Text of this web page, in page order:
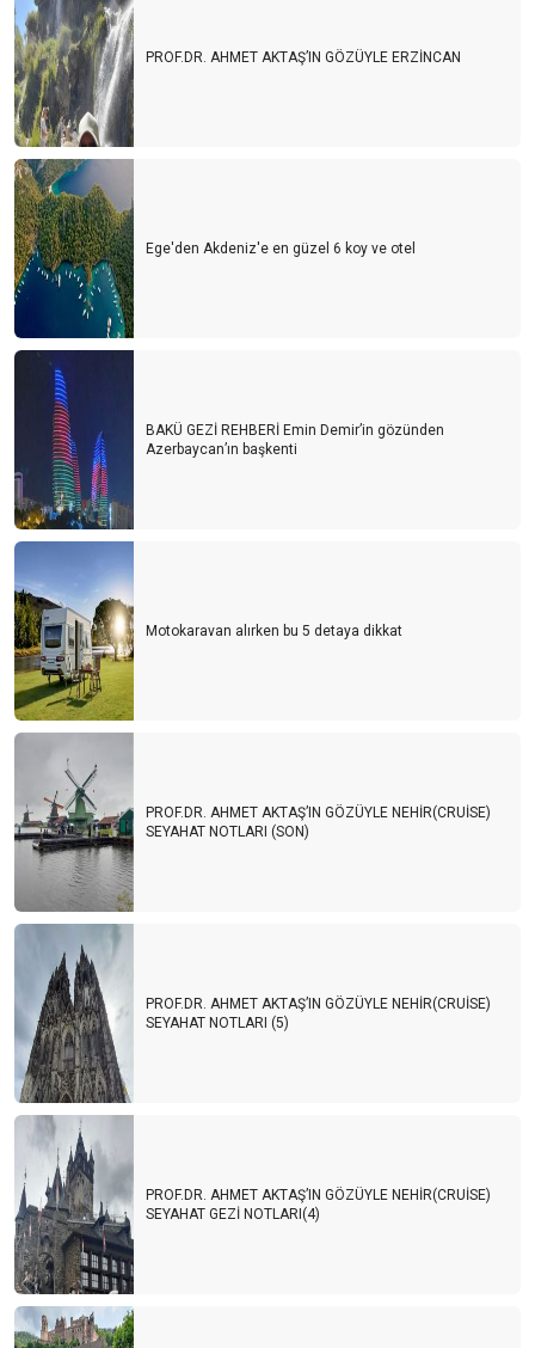
PROF.DR. AHMET AKTAŞ’IN GÖZÜYLE ERZİNCAN
Ege'den Akdeniz'e en güzel 6 koy ve otel
BAKÜ GEZİ REHBERİ Emin Demir’in gözünden
Azerbaycan’ın başkenti
Motokaravan alırken bu 5 detaya dikkat
PROF.DR. AHMET AKTAŞ’IN GÖZÜYLE NEHİR(CRUİSE)
SEYAHAT NOTLARI (SON)
PROF.DR. AHMET AKTAŞ’IN GÖZÜYLE NEHİR(CRUİSE)
SEYAHAT NOTLARI (5)
PROF.DR. AHMET AKTAŞ’IN GÖZÜYLE NEHİR(CRUİSE)
SEYAHAT GEZİ NOTLARI(4)